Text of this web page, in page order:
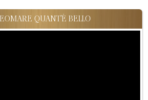
QUANT'È BELLO